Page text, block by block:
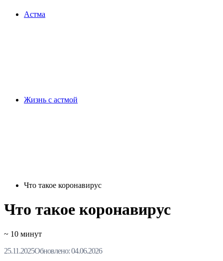
Астма
Жизнь с астмой
Что такое коронавирус
Что такое коронавирус
~ 10 минут
25.11.2025Обновлено: 04.06.2026